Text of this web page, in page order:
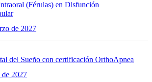
(Férulas) en Disfunción
de 2027
del Sueño con certificación OrthoApnea
2027